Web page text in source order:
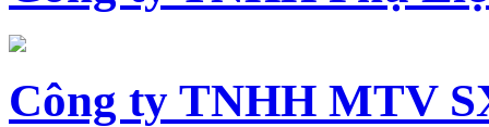
Công ty TNHH MTV